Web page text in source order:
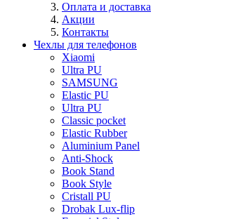
Оплата и доставка
Акции
Контакты
Чехлы для телефонов
Xiaomi
Ultra PU
SAMSUNG
Elastic PU
Ultra PU
Classic pocket
Elastic Rubber
Aluminium Panel
Anti-Shock
Book Stand
Book Style
Cristall PU
Drobak Lux-flip